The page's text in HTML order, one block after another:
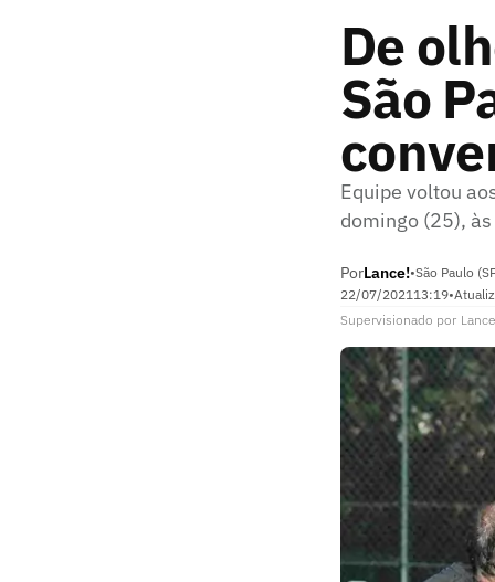
De
São
Equipe voltou
domingo (25),
PorLance!•São Paulo
22/07/202113:19•
Supervisionado por